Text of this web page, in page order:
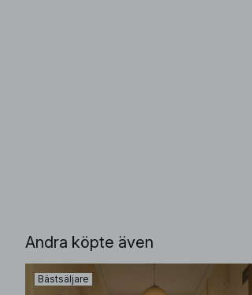
Andra köpte även
Bästsäljare